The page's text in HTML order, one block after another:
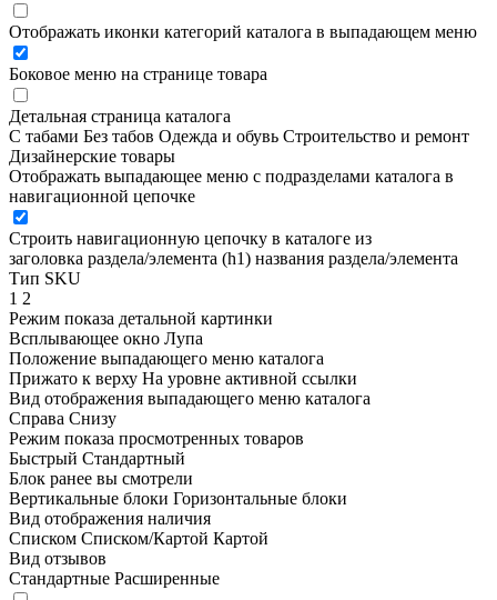
Отображать иконки категорий каталога в выпадающем меню
Боковое меню на странице товара
Детальная страница каталога
С табами Без табов Одежда и обувь Строительство и ремонт
Дизайнерские товары
Отображать выпадающее меню с подразделами каталога в
навигационной цепочке
Строить навигационную цепочку в каталоге из
заголовка раздела/элемента (h1) названия раздела/элемента
Тип SKU
1 2
Режим показа детальной картинки
Всплывающее окно Лупа
Положение выпадающего меню каталога
Прижато к верху На уровне активной ссылки
Вид отображения выпадающего меню каталога
Справа Снизу
Режим показа просмотренных товаров
Быстрый Стандартный
Блок ранее вы смотрели
Вертикальные блоки Горизонтальные блоки
Вид отображения наличия
Списком Списком/Картой Картой
Вид отзывов
Стандартные Расширенные